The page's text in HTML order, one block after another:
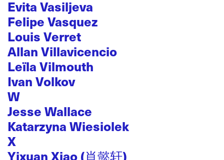
Evita Vasiljeva
Felipe Vasquez
Louis Verret
Allan Villavicencio
Leïla Vilmouth
Ivan Volkov
W
Jesse Wallace
Katarzyna Wiesiolek
X
Yixuan Xiao (肖懿轩)